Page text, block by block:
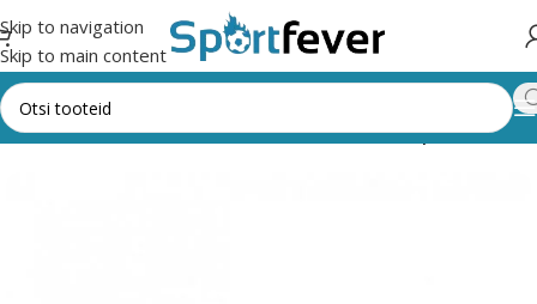
Skip to navigation
Skip to main content
Võimlemine Võimlemisvahendid Võimlemispallid, lindid